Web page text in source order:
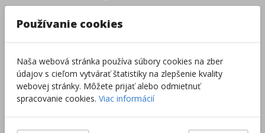
Používanie cookies
Naša webová stránka používa súbory cookies na zber
údajov s cieľom vytvárať štatistiky na zlepšenie kvality
webovej stránky. Môžete prijať alebo odmietnuť
spracovanie cookies. Viac informácií